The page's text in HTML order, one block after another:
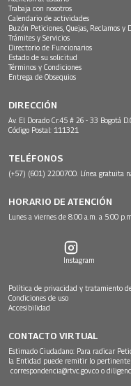
Trabaja con nosotros
Calendario de actividades
Buzón Peticiones, Quejas, Reclamos y
Trámites y Servicios
Directorio de Funcionarios
Estado de su solicitud
Términos y Condiciones
Entrega de Obsequios
DIRECCIÓN
Av. El Dorado Cr.45 # 26 - 33 Bogotá
Código Postal: 111321
TELÉFONOS
(+57) (601) 2200700. Línea gratuita
HORARIO DE ATENCIÓN
Lunes a viernes de 8:00 a.m. a 5:00 p.m.
Instagram
Política de privacidad y tratamiento
Condiciones de uso
Accesibilidad
CONTACTO VIRTUAL
Estimado Ciudadano: Para radicar
la Entidad puede remitir lo pertinente
correspondencia@rtvc.gov.co o